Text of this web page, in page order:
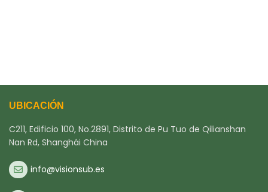
UBICACIÓN
C211, Edificio 100, No.2891, Distrito de Pu Tuo de Qilianshan
Nan Rd, Shanghái China
info@visionsub.es